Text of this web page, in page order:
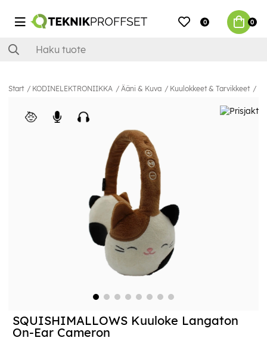
0 0
Start KODINELEKTRONIIKKA Ääni & Kuva Kuulokkeet & Tarvikkeet
SQUISHIMALLOWS Kuuloke Langaton
On-Ear Cameron